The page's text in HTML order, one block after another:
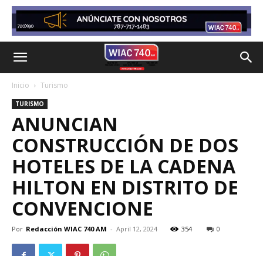
Inicio Turismo
TURISMO
ANUNCIAN
CONSTRUCCIÓN DE DOS
HOTELES DE LA CADENA
HILTON EN DISTRITO DE
CONVENCIONE
Por Redacción WIAC 740 AM - April 12, 2024 354 0